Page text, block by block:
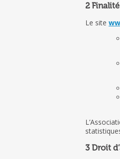
2
Le site
3 Droit